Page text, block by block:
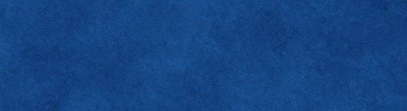
ての方へ
新着情報
ある質問
ーポリシー
トメニュー